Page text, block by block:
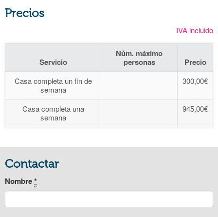
Precios
IVA incluido
Servicio
Núm. máximo
personas
Precio
Casa completa un fin de
semana
300,00€
Casa completa una
semana
945,00€
Contactar
Nombre*